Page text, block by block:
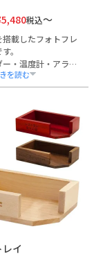
5,480税込
載したフォトフレ
。
・温度計・アラー
加え、10秒間の音声
音として設定可
記念品・ノベルティ
す。
工、熨斗やラッピン
イ